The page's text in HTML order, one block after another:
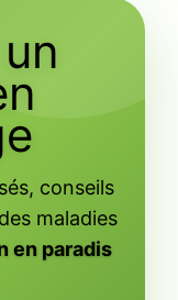
conseils
maladies
en paradis